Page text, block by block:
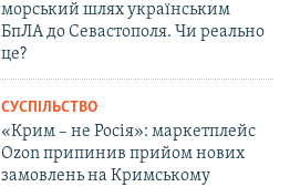
морський шлях українським
БпЛА до Севастополя. Чи реально
це?
СУСПІЛЬСТВО
«Крим – не Росія»: маркетплейс
Ozon припинив прийом нових
замовлень на Кримському